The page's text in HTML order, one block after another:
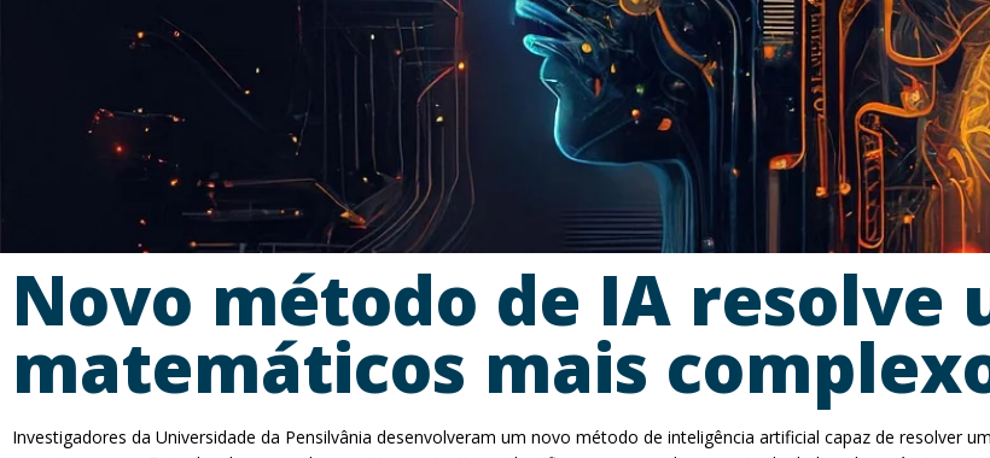
Novo método de IA resolve
matemáticos mais
Investigadores da Universidade da Pensilvânia desenvolveram um novo método de inteligência artificial capaz de resolver